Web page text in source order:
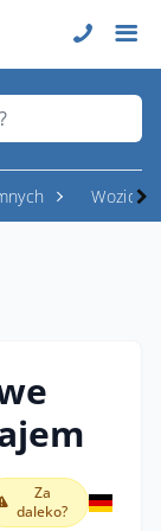
Wozidła
Za
daleko?